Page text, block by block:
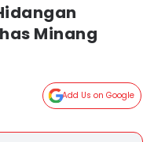
Minang
Add Us on Google